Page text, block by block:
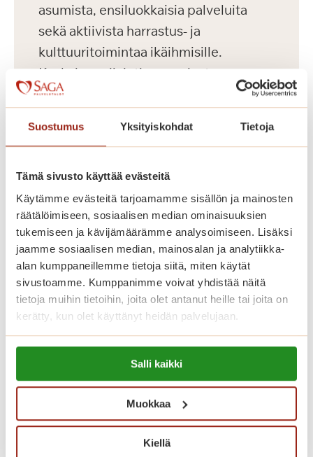
Suostumus Yksityiskohdat Tietoja
Tämä sivusto käyttää evästeitä
Käytämme evästeitä tarjoamamme sisällön ja mainosten
räätälöimiseen, sosiaalisen median ominaisuuksien
tukemiseen ja kävijämäärämme analysoimiseen. Lisäksi
jaamme sosiaalisen median, mainosalan ja analytiikka-
alan kumppaneillemme tietoja siitä, miten käytät
sivustoamme. Kumppanimme voivat yhdistää näitä
tietoja muihin tietoihin, joita olet antanut heille tai joita on
kerätty, kun olet käyttänyt heidän palvelujaan.
Lue lisää evästeistä:
https://sagacare.fi/evasteet/
Salli kaikki
Muokkaa
Kiellä
asumista, ensiluokkaisia palveluita
sekä aktiivista harrastus- ja
kulttuuritoimintaa ikäihmisille.
Keskeisen sijaintinsa ansiosta
palvelutalosta on hyvät kulkuyhteydet
vuokrattavaa senioriasuntoa, yksiöitä
ja kaksioita kooltaan 36-56 m2
kahdeksassa kerroksessa. Palvelutalon
hyvin varustellut senioriasunnot on
toteutettu yksityisten Saga-
palvelutalojen korkeiden
laatukriteerien mukaisesti. Meillä asut
omassa kodissasi, jonka voit sisustaa
mieleiseksesi. Kaikissa asunnoissa on
avara pohjaratkaisu, nykyaikainen
keittiö, esteetön kylpyhuone sekä
turvapuhelin. Lähes kaikissa
asunnoissa on lasitettu parveke.